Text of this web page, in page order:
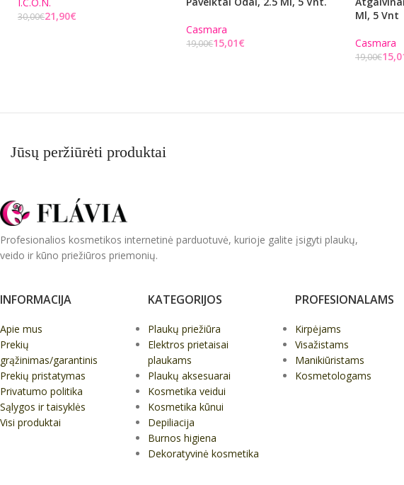
30,00€21,90€
Casmara
19,00€15,01€
Ml, 5 Vnt
Casmara
19,00€
Jūsų peržiūrėti produktai
Profesionalios kosmetikos internetinė parduotuvė, kurioje galite įsigyti plaukų,
veido ir kūno priežiūros priemonių.
INFORMACIJA
Apie mus
Prekių
grąžinimas/garantinis
Prekių pristatymas
Privatumo politika
Sąlygos ir taisyklės
Visi produktai
KATEGORIJOS
Plaukų priežiūra
Elektros prietaisai
plaukams
Plaukų aksesuarai
Kosmetika veidui
Kosmetika kūnui
Depiliacija
Burnos higiena
Dekoratyvinė kosmetika
PROFESIONALAMS
Kirpėjams
Visažistams
Manikiūristams
Kosmetologams